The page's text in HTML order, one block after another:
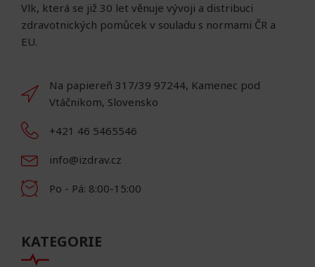
Vlk, která se již 30 let věnuje vývoji a distribuci
zdravotnických pomůcek v souladu s normami ČR a
EU.
Na papiereň 317/39 97244, Kamenec pod
Vtáčnikom, Slovensko
+421 46 5465546
info@izdrav.cz
Po - Pá: 8:00-15:00
KATEGORIE